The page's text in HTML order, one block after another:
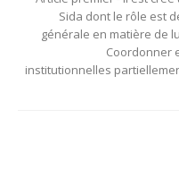
Sida dont le rôle est
générale en matière de
Coordonner
institutionnelles